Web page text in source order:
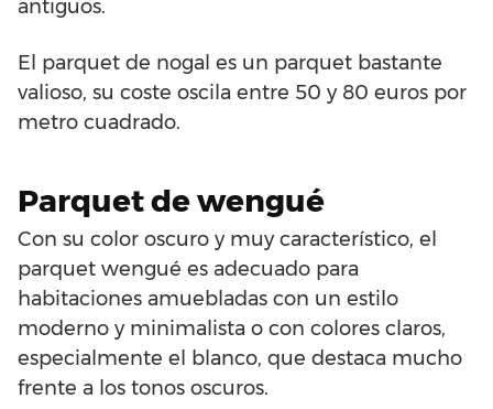
antiguos.
El parquet de nogal es un parquet bastante
valioso, su coste oscila entre 50 y 80 euros por
metro cuadrado.
Parquet de wengué
Con su color oscuro y muy característico, el
parquet wengué es adecuado para
habitaciones amuebladas con un estilo
moderno y minimalista o con colores claros,
especialmente el blanco, que destaca mucho
frente a los tonos oscuros.